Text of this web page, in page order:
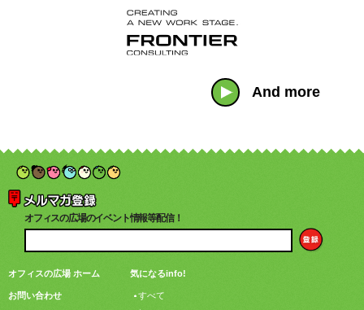
And more
オフィスの広場のイベント情報等配信！
オフィスの広場 ホーム
お問い合わせ
気になるinfo!
すべて